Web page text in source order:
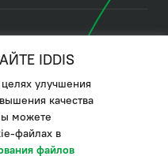
файлов cookies
ПДн
цепочкой поставки
IDDIS
улучшения
качества
можете
файлах в
файлов